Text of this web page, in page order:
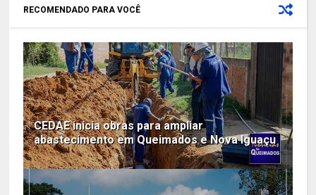
RECOMENDADO PARA VOCÊ
CEDAE inicia obras para ampliar
abastecimento em Queimados e Nova Iguaçu